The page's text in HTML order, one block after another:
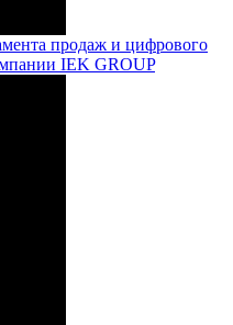
продаж и цифрового
IEK GROUP